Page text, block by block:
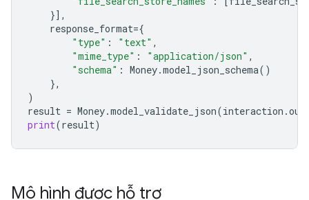
}],
response_format={
"type" : "text" ,
"mime_type" : "application/json" ,
"schema" : Money.model_json_schema()
},
)
result = Money.model_validate_json(interaction .
print(result)
Mô hình được hỗ trợ